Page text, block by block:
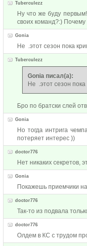
Tuberculezz
Ну что же буду
своих команд?:)
Gonia
Не .этот сезон пока
Tuberculezz
Gonia писал(а):
Не .этот сезон
Бро по братски слей
Gonia
Но тогда интрига
потеряет интерес ))
doctor776
Нет никаких секретов,
Gonia
Покажешь приемчики
doctor776
Так-то из подвала
doctor776
Олдем в КС с трудом